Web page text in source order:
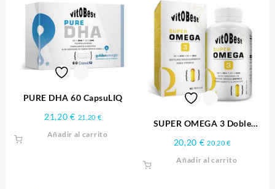
PURE DHA 60 CapsuLIQ
21,20€ 21,20 €
Añadir al carrito
SUPER OMEGA 3 Doble
20,20 € 20,20€
Añadir al carrito